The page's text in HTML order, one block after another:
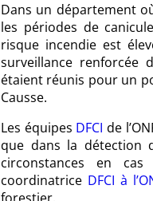
Dans un département
les périodes de
risque incendie est
surveillance renforcée
étaient réunis pour un
Causse.
Les équipes DFCI de
que dans la détection
circonstances en
coordinatrice DFCI à